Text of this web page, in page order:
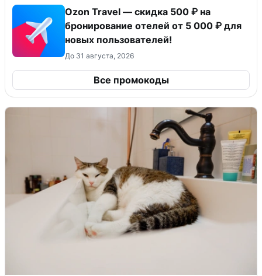
Ozon Travel — скидка 500 ₽ на
бронирование отелей от 5 000 ₽ для
новых пользователей!
До 31 августа, 2026
Все промокоды